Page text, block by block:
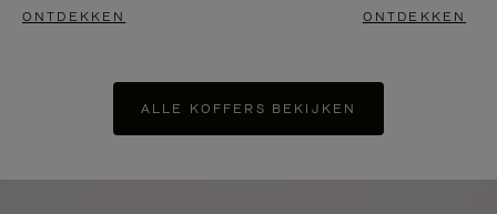
ONTDEKKEN ONTDEKKEN
ALLE KOFFERS BEKIJKEN